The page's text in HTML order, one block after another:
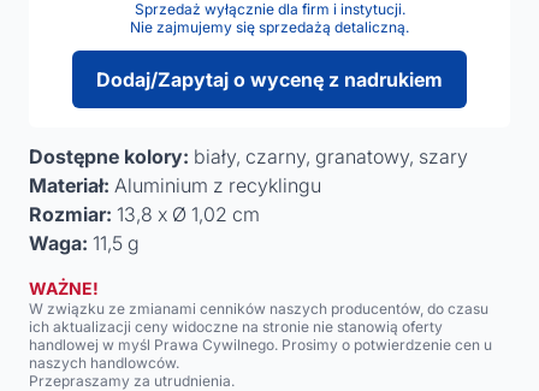
Sprzedaż wyłącznie dla firm i instytucji.
Nie zajmujemy się sprzedażą detaliczną.
Dodaj/Zapytaj o wycenę z nadrukiem
Dostępne kolory: biały, czarny, granatowy, szary
Materiał: Aluminium z recyklingu
Rozmiar: 13,8 x Ø 1,02 cm
Waga: 11,5 g
WAŻNE!
W związku ze zmianami cenników naszych producentów, do czasu
ich aktualizacji ceny widoczne na stronie nie stanowią oferty
handlowej w myśl Prawa Cywilnego. Prosimy o potwierdzenie cen u
naszych handlowców.
Przepraszamy za utrudnienia.